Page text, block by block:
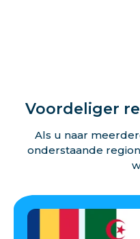
Voordeliger
Als u naar
onderstaande